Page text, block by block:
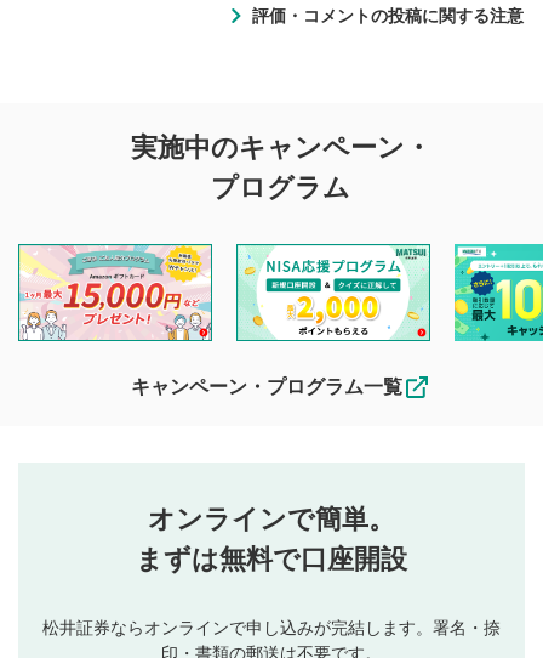
投稿するボタン
星で評価をすると投稿できます。（お名前とコメント
動画の評価
評価・コメントの投稿に関する注意
投稿に関する注意
を目的として、各動画コンテンツに、評価およびコメントの
投稿ができます。利用者は以下の注意事項をご理解のうえ、
閲覧および投稿を行うものとしてください。
他の利用者が動画を視聴される際の参考になるコメントをお
待ちしております。
なお、投稿をもって、本注意事項に同意されたものとみなし
行ってください。
当社は、利用者同士、もしくは利用者と第三者間のトラ
ブルによって生じた損害に対して一切の責任を負いませ
評価およびコメントは当社にて審査のうえ、掲載となり
ます。掲載されるまでに日数がかかる場合や掲載されない
実施中のキャンペーン・
プログラム
キャンペーン・プログラム一覧
オンラインで簡単。
まずは無料で口座開設
松井証券ならオンラインで申し込みが完結します。署名・捺
印・書類の郵送は不要です。